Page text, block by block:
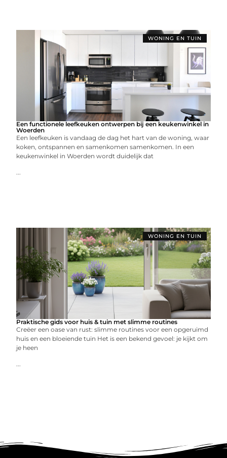
WONING EN TUIN
Een functionele leefkeuken ontwerpen bij een keukenwinkel in
Woerden
Een leefkeuken is vandaag de dag het hart van de woning, waar
koken, ontspannen en samenkomen samenkomen. In een
keukenwinkel in Woerden wordt duidelijk dat
...
WONING EN TUIN
Praktische gids voor huis & tuin met slimme routines
Creëer een oase van rust: slimme routines voor een opgeruimd
huis en een bloeiende tuin Het is een bekend gevoel: je kijkt om
je heen
...